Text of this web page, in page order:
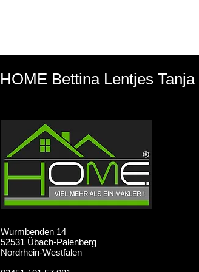
HOME Bettina Lentjes
Wurmbenden 14
52531 Übach-Palenberg
Nordrhein-Westfalen